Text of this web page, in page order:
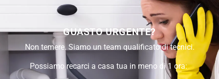
GUASTO URGENTE?
Non temere. Siamo un team qualificato di tecnici.
Possiamo recarci a casa tua in meno di 1 ora: